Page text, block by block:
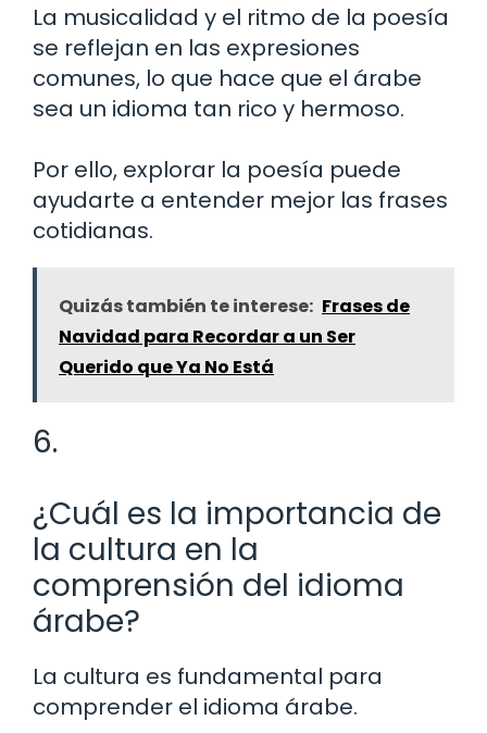
La musicalidad y el ritmo de la poesía
se reflejan en las expresiones
comunes, lo que hace que el árabe
sea un idioma tan rico y hermoso.
Por ello, explorar la poesía puede
ayudarte a entender mejor las frases
cotidianas.
Quizás también te interese: Frases de
Navidad para Recordar a un Ser
Querido que Ya No Está
6.
¿Cuál es la importancia de
la cultura en la
comprensión del idioma
árabe?
La cultura es fundamental para
comprender el idioma árabe.